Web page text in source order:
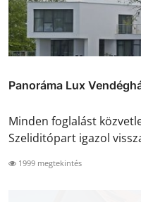
Panoráma Lux
Minden foglalást
Szeliditópart igazol
1999 megtekintés